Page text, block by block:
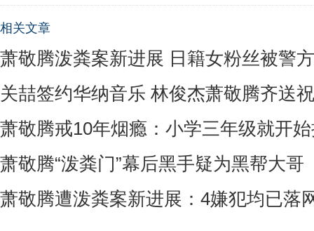
相关文章
萧敬腾泼粪案新进展 日籍女粉丝被警
关喆签约华纳音乐 林俊杰萧敬腾齐送
萧敬腾戒10年烟瘾：小学三年级就开
萧敬腾“泼粪门”幕后黑手疑为黑帮大哥
萧敬腾遭泼粪案新进展：4嫌犯均已落